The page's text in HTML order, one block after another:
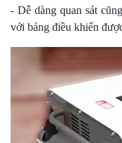
- Dễ dàng quan sát
với bảng điều khiến